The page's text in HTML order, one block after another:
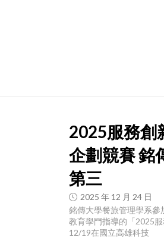
2025服務創
企劃競賽 銘
第三
2025 年 12 月 24 日
銘傳大學餐旅管理學系
教育學門指導的「2025
12/19在國立高雄科技